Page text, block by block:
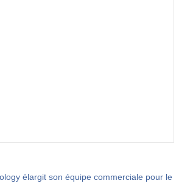
élargit son équipe commerciale pour le